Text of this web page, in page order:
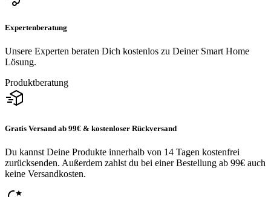
Expertenberatung
Unsere Experten beraten Dich kostenlos zu Deiner Smart Home
Lösung.
Produktberatung
Gratis Versand ab 99€ & kostenloser Rückversand
Du kannst Deine Produkte innerhalb von 14 Tagen kostenfrei
zurücksenden. Außerdem zahlst du bei einer Bestellung ab 99€ auch
keine Versandkosten.